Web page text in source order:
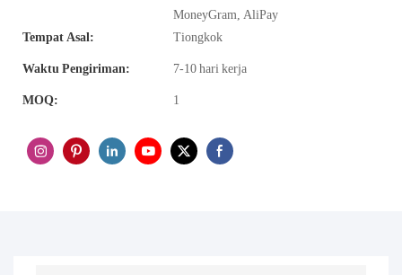
MoneyGram, AliPay
Tempat Asal:
Tiongkok
Waktu Pengiriman: 7-10 hari kerja
MOQ: 1